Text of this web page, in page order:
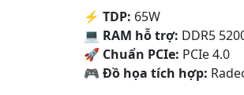
⚡TDP: 65W
💻 RAM hỗ trợ: DDR5
🚀 Chuẩn PCIe: PCIe 4.0
🎮Đồ họa tích hợp: